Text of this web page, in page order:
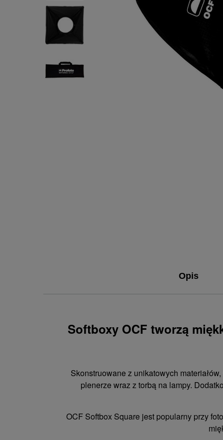
Opis
Softboxy OCF tworzą
Skonstruowane z unikatowych
plenerze wraz z torbą na lampy.
OCF Softbox Square jest popularny przy